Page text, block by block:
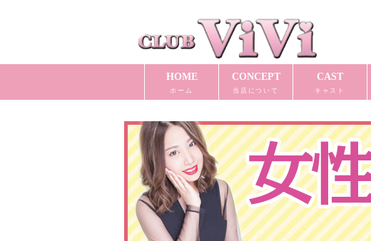
HOME
ホーム
CONCEPT
当店について
CAST
キャスト